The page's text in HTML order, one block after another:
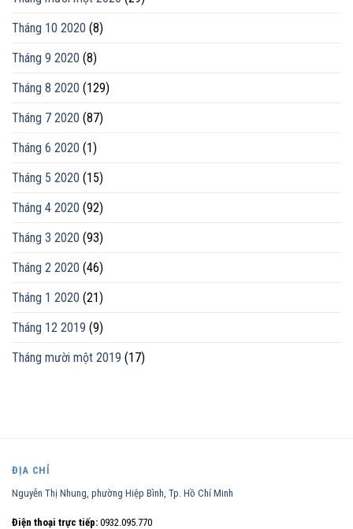
Tháng 10 2020 (8)
Tháng 9 2020 (8)
Tháng 8 2020 (129)
Tháng 7 2020 (87)
Tháng 6 2020 (1)
Tháng 5 2020 (15)
Tháng 4 2020 (92)
Tháng 3 2020 (93)
Tháng 2 2020 (46)
Tháng 1 2020 (21)
Tháng 12 2019 (9)
Tháng mười một 2019 (17)
ĐỊA CHỈ
Nguyễn Thị Nhung, phường Hiệp Bình, Tp. Hồ Chí Minh
Điện thoại trực tiếp: 0932.095.770